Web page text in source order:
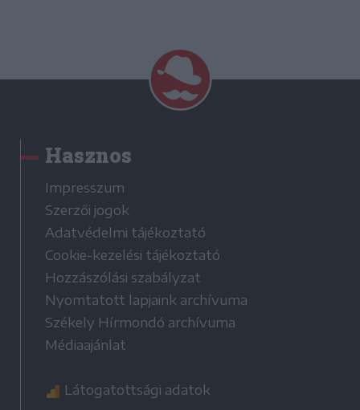
Hasznos
Impresszum
Szerzői jogok
Adatvédelmi tájékoztató
Cookie-kezelési tájékoztató
Hozzászólási szabályzat
Nyomtatott lapjaink archívuma
Székely Hírmondó archívuma
Médiaajánlat
Látogatottsági adatok